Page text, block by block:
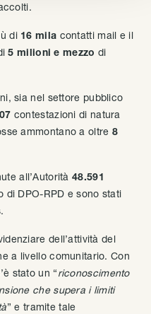
di 16 mila contatti mail e il
5 milioni e mezzo di
sia nel settore pubblico
contestazioni di natura
ammontano a oltre 8
all’Autorità48.591
DPO-RPD e sono stati
dell’attività del
a livello comunitario. Con
stato un “riconoscimento
che supera i limiti
” e tramite tale